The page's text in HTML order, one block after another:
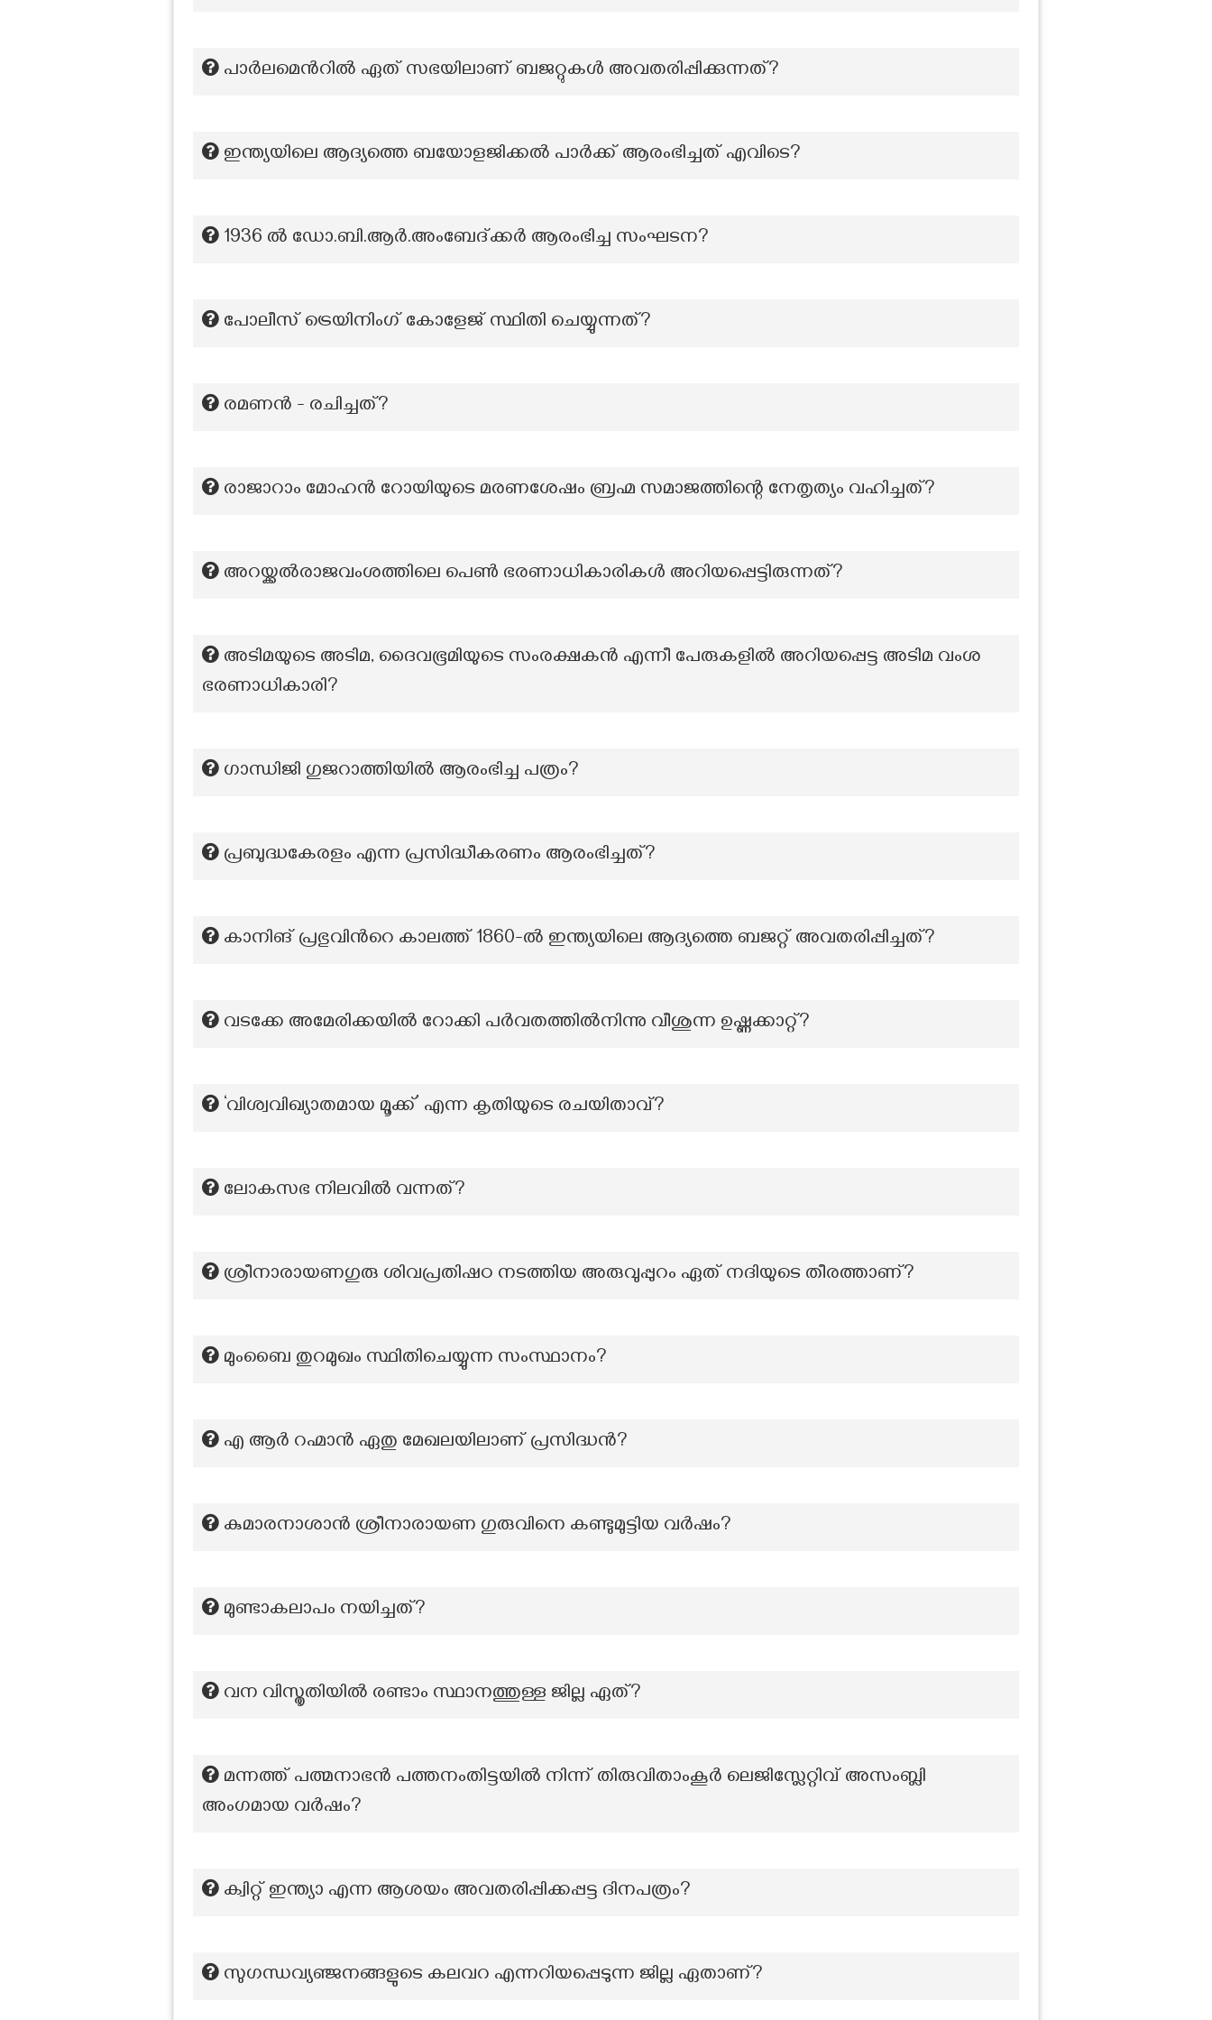
പാർലമെൻറിൽ ഏത് സഭയിലാണ് ബജറ്റുകൾ അവതരിപ്പിക്കുന്നത്?
ഇന്ത്യയിലെ ആദ്യത്തെ ബയോളജിക്കൽ പാർക്ക് ആരംഭിച്ചത് എവിടെ?
1936 ൽ ഡോ.ബി.ആർ.അംബേദ്ക്കർ ആരംഭിച്ച സംഘടന?
പോലീസ് ട്രെയിനിംഗ് കോളേജ് സ്ഥിതി ചെയ്യുന്നത്?
രമണന്‍ - രചിച്ചത്?
രാജാറാം മോഹൻ റോയിയുടെ മരണശേഷം ബ്രഹ്മ സമാജത്തിന്റെ നേതൃത്യം വഹിച്ചത്?
അറയ്ക്കല്‍രാജവംശത്തിലെ പെണ്‍ ഭരണാധികാരികള്‍ അറിയപ്പെട്ടിരുന്നത്?
അടിമയുടെ അടിമ, ദൈവഭൂമിയുടെ സംരക്ഷകൻ എന്നീ പേരുകളിൽ അറിയപ്പെട്ട അടിമ വംശ
ഭരണാധികാരി?
ഗാന്ധിജി ഗുജറാത്തിയിൽ ആരംഭിച്ച പത്രം?
പ്രബുദ്ധകേരളം എന്ന പ്രസിദ്ധീകരണം ആരംഭിച്ചത്?
കാനിങ് പ്രഭുവിൻറെ കാലത്ത് 1860-ൽ ഇന്ത്യയിലെ ആദ്യത്തെ ബജറ്റ് അവതരിപ്പിച്ചത്?
വടക്കേ അമേരിക്കയിൽ റോക്കി പർവതത്തിൽനിന്നു വീശുന്ന ഉഷ്ണക്കാറ്റ്?
‘വിശ്വവിഖ്യാതമായ മൂക്ക്’ എന്ന കൃതിയുടെ രചയിതാവ്?
ലോകസഭ നിലവിൽ വന്നത്?
ശ്രീനാരായ​ണഗുരു ശിവപ്രതിഷഠ നടത്തിയ അരുവുപ്പുറം ഏത് നദിയുടെ തീരത്താണ്?
മുംബൈ തുറമുഖം സ്ഥിതിചെയ്യുന്ന സംസ്ഥാനം?
എ ആർ റഹ്മാൻ ഏതു മേഖലയിലാണ് പ്രസിദ്ധൻ?
കുമാരനാശാൻ ശ്രീനാരായണ ഗുരുവിനെ കണ്ടുമുട്ടിയ വർഷം?
മുണ്ടാകലാപം നയിച്ചത്?
വന വിസ്തൃതിയിൽ രണ്ടാം സ്ഥാനത്തുള്ള ജില്ല ഏത്?
മന്നത്ത് പത്മനാഭൻ പത്തനംതിട്ടയിൽ നിന്ന് തിരുവിതാംകൂർ ലെജിസ്ലേറ്റിവ് അസംബ്ലി
അംഗമായ വർഷം?
ക്വിറ്റ് ഇന്ത്യാ എന്ന ആശയം അവതരിപ്പിക്കപ്പട്ട ദിനപത്രം?
സുഗന്ധവ്യഞ്ജനങ്ങളുടെ കലവറ എന്നറിയപ്പെടുന്ന ജില്ല ഏതാണ്?